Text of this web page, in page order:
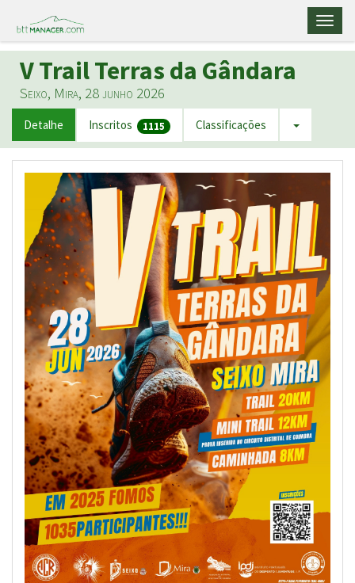
V Trail Terras da Gândara
Seixo, Mira, 28 junho 2026
Detalhe Inscritos 1115 Classificações